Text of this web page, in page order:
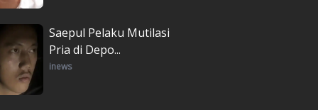
Saepul Pelaku Mutilasi
Pria di Depo...
inews